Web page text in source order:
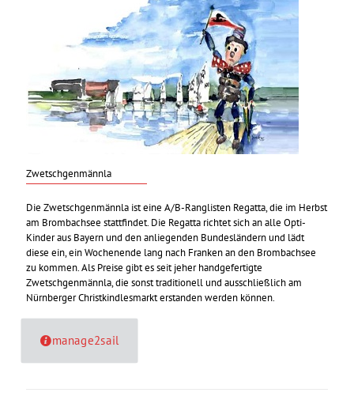
Zwetschgenmännla
Die Zwetschgenmännla ist eine A/B-Ranglisten Regatta, die im Herbst
am Brombachsee stattfindet. Die Regatta richtet sich an alle Opti-
Kinder aus Bayern und den anliegenden Bundesländern und lädt
diese ein, ein Wochenende lang nach Franken an den Brombachsee
zu kommen. Als Preise gibt es seit jeher handgefertigte
Zwetschgenmännla, die sonst traditionell und ausschließlich am
Nürnberger Christkindlesmarkt erstanden werden können.
manage2sail